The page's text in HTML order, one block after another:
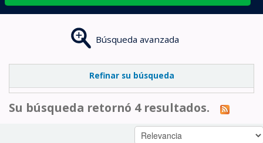
Búsqueda avanzada
Refinar su búsqueda
Su búsqueda retornó 4 resultados.